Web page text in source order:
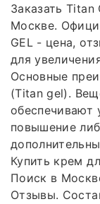
Заказать Titan
Москве.
GEL - цена,
для
Основные
(Titan gel).
обеспечивают
повышение
Купить крем
Поиск в
Отзывы.